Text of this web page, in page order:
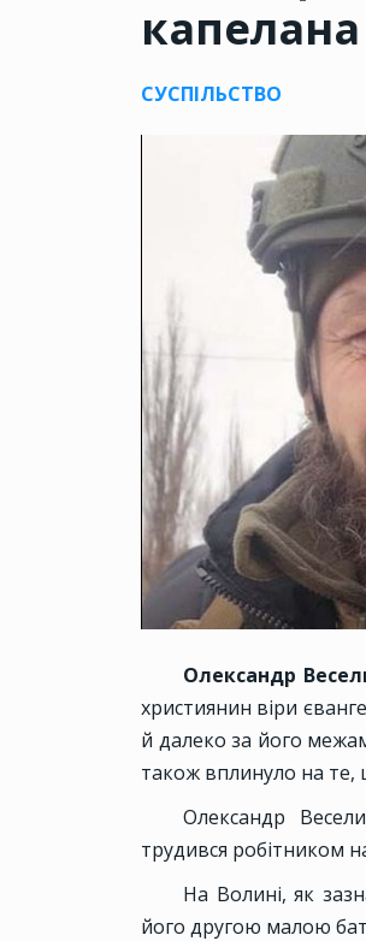
СУСПІЛЬСТВО
Олександр
християнин віри
й далеко за його
також вплинуло на те,
Олександр
трудився робітником
На Волині, як
його другою малою